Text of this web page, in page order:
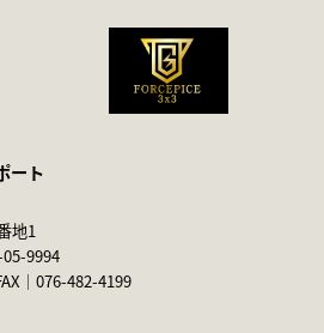
ート
地1
9994
｜076-482-4199